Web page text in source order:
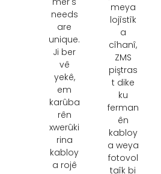
needs
are
unique.
Ji ber
vê
yekê,
em
karûba
rên
xwerûki
rina
kabloy
a rojê
meya
lojîstîk
a
cîhanî,
ZMS
piştras
t dike
ku
ferman
ên
kabloy
a weya
fotovol
taîk bi